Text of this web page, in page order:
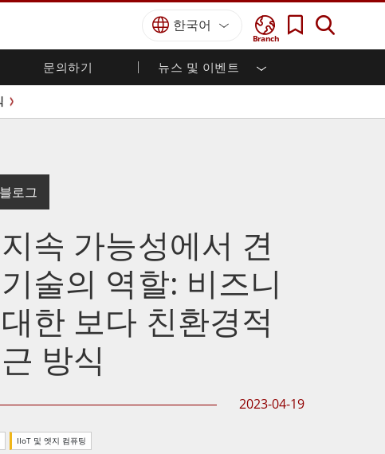
Branch
한국어
문의하기 뉴스 및 이벤트
국방부 러기드 노트북
지상 관제소
해양 등급
해양 패널 PC
해양 디스플레이
해양 임베디드 컴퓨터
스테인리스 스틸 디스플레이
해양
인증／준수
로그
속 가능성에서 견
술의 역할: 비즈니
한 보다 친환경적
방식
2023-04-19
IIoT 및 엣지 컴퓨팅